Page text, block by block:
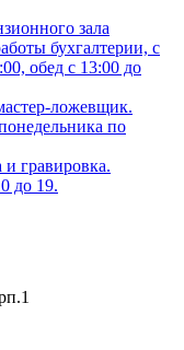
зала
бухгалтерии, с
обед с 13:00 до
ложевщик.
по
и гравировка.
до 19.